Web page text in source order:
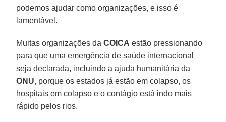
podemos ajudar como organizações, e isso é
lamentável.
Muitas organizações daCOICA estão pressionando
para que uma emergência de saúde internacional
seja declarada, incluindo a ajuda humanitária da
ONU, porque os estados já estão em colapso, os
hospitais em colapso e o contágio está indo mais
rápido pelos rios.